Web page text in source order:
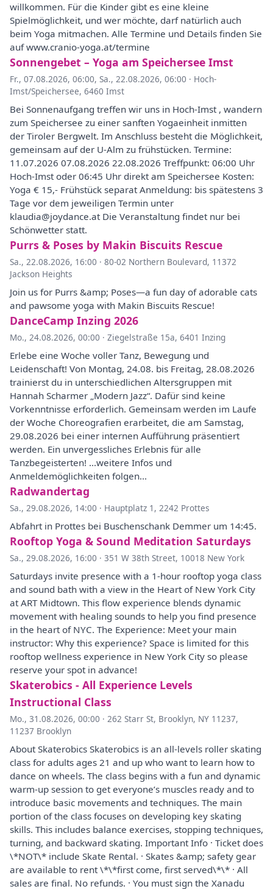
willkommen. Für die Kinder gibt es eine kleine
Spielmöglichkeit, und wer möchte, darf natürlich auch
beim Yoga mitmachen. Alle Termine und Details finden Sie
auf www.cranio-yoga.at/termine
Sonnengebet – Yoga am Speichersee Imst
Fr., 07.08.2026, 06:00, Sa., 22.08.2026, 06:00 · Hoch-
Imst/Speichersee, 6460 Imst
Bei Sonnenaufgang treffen wir uns in Hoch-Imst , wandern
zum Speichersee zu einer sanften Yogaeinheit inmitten
der Tiroler Bergwelt. Im Anschluss besteht die Möglichkeit,
gemeinsam auf der U-Alm zu frühstücken. Termine:
11.07.2026 07.08.2026 22.08.2026 Treffpunkt: 06:00 Uhr
Hoch-Imst oder 06:45 Uhr direkt am Speichersee Kosten:
Yoga € 15,- Frühstück separat Anmeldung: bis spätestens 3
Tage vor dem jeweiligen Termin unter
klaudia@joydance.at Die Veranstaltung findet nur bei
Schönwetter statt.
Purrs & Poses by Makin Biscuits Rescue
Sa., 22.08.2026, 16:00 · 80-02 Northern Boulevard, 11372
Jackson Heights
Join us for Purrs &amp; Poses—a fun day of adorable cats
and pawsome yoga with Makin Biscuits Rescue!
DanceCamp Inzing 2026
Mo., 24.08.2026, 00:00 · Ziegelstraße 15a, 6401 Inzing
Erlebe eine Woche voller Tanz, Bewegung und
Leidenschaft! Von Montag, 24.08. bis Freitag, 28.08.2026
trainierst du in unterschiedlichen Altersgruppen mit
Hannah Scharmer „Modern Jazz“. Dafür sind keine
Vorkenntnisse erforderlich. Gemeinsam werden im Laufe
der Woche Choreografien erarbeitet, die am Samstag,
29.08.2026 bei einer internen Aufführung präsentiert
werden. Ein unvergessliches Erlebnis für alle
Tanzbegeisterten! ...weitere Infos und
Anmeldemöglichkeiten folgen...
Radwandertag
Sa., 29.08.2026, 14:00 · Hauptplatz 1, 2242 Prottes
Abfahrt in Prottes bei Buschenschank Demmer um 14:45.
Rooftop Yoga & Sound Meditation Saturdays
Sa., 29.08.2026, 16:00 · 351 W 38th Street, 10018 New York
Saturdays invite presence with a 1-hour rooftop yoga class
and sound bath with a view in the Heart of New York City
at ART Midtown. This flow experience blends dynamic
movement with healing sounds to help you find presence
in the heart of NYC. The Experience: Meet your main
instructor: Why this experience? Space is limited for this
rooftop wellness experience in New York City so please
reserve your spot in advance!
Skaterobics - All Experience Levels
Instructional Class
Mo., 31.08.2026, 00:00 · 262 Starr St, Brooklyn, NY 11237,
11237 Brooklyn
About Skaterobics Skaterobics is an all-levels roller skating
class for adults ages 21 and up who want to learn how to
dance on wheels. The class begins with a fun and dynamic
warm-up session to get everyone’s muscles ready and to
introduce basic movements and techniques. The main
portion of the class focuses on developing key skating
skills. This includes balance exercises, stopping techniques,
turning, and backward skating. Important Info · Ticket does
\*NOT\* include Skate Rental. · Skates &amp; safety gear
are available to rent \*\*first come, first served\*\* · All
sales are final. No refunds. · You must sign the Xanadu